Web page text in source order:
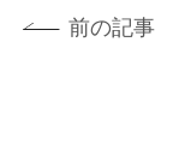
前の記事